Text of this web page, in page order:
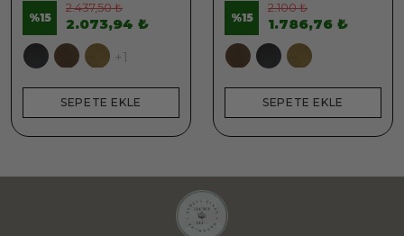
%15
2.437,50 ₺
2.073,94 ₺
+1
SEPETE EKLE
%15
2.100 ₺
1.786,76 ₺
SEPETE EKLE